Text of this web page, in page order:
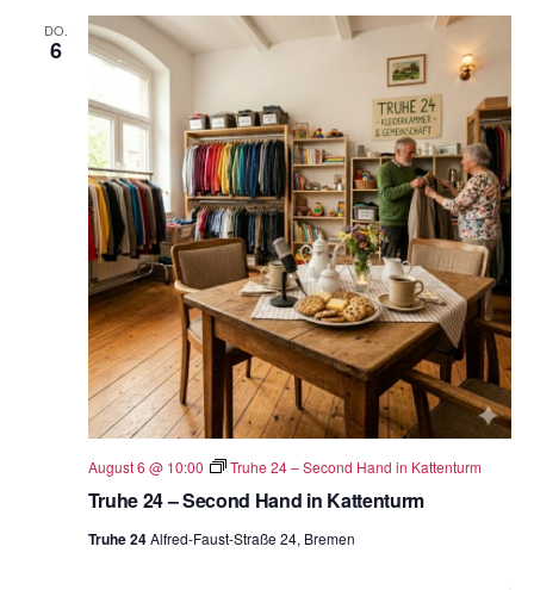
e
DO.
6
Truhe 24 – Second Hand in Kattenturm
August 6 @ 10:00 Truhe 24 – Second Hand in Kattenturm
Truhe 24Alfred-Faust-Straße 24, Bremen